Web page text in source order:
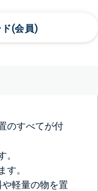
(会員)
のすべてが付
。
す。
軽量の物を置